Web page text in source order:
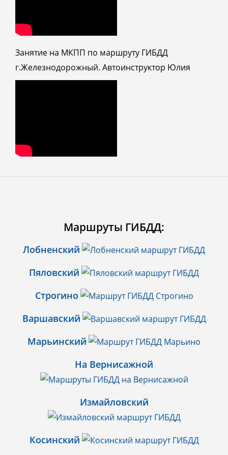
Занятие на МКПП по маршруту ГИБДД
г.Железнодорожный. Автоинструктор Юлия
Маршруты ГИБДД:
Лобненский
Пяловский
Строгино
Варшавский
Марьинский
На Вернисажной
Измайловский
Косинский